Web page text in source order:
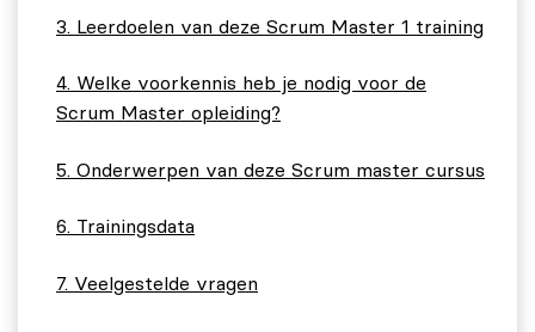
Leerdoelen van deze Scrum Master 1 training
Welke voorkennis heb je nodig voor de
Scrum Master opleiding?
Onderwerpen van deze Scrum master cursus
Trainingsdata
Veelgestelde vragen